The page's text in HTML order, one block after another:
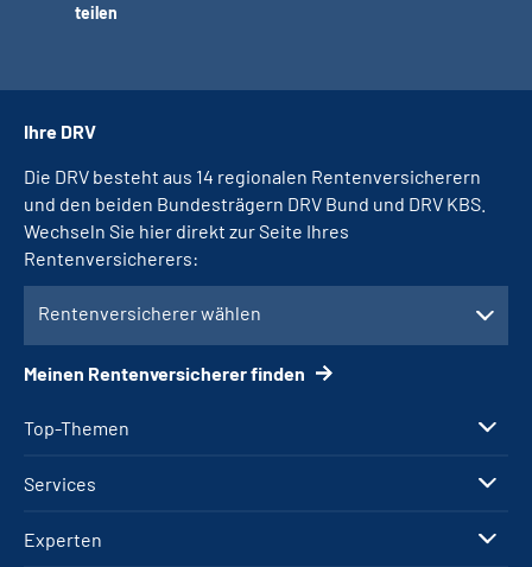
teilen
Top-Themen
Services
Experten
Ihre DRV
Die DRV besteht aus 14 regionalen Rentenversicherern
und den beiden Bundesträgern DRV Bund und DRV KBS.
Wechseln Sie hier direkt zur Seite Ihres
Rentenversicherers:
Rentenversicherer wählen
Meinen Rentenversicherer finden